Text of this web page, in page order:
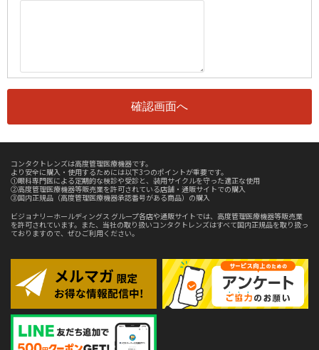
コンタクトレンズは高度管理医療機器です。
より安全に購入・使用するためには以下3つのポイントが重要です。
①眼科専門医による定期的な検診や受診と、装用サイクルを守った適正な使用
②高度管理医療機器等販売業を許可されている店舗・通販サイトでの購入
③国内正規品（高度管理医療機器承認番号がある商品）の購入
ビジョナリーホールディングス グループ各店や通販サイトでは、高度管理医療機器等販売業
を許可されています。また、当社の取り扱いコンタクトレンズはすべて国内正規品を取り扱っ
ておりますので、ぜひご利用ください。